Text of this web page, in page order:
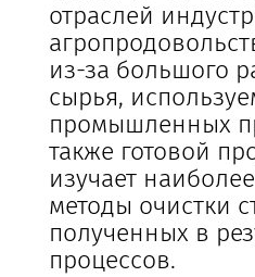
отраслей
из-за большого
сырья,
промышленных
также готовой
изучает
методы очистки
полученных в
процессов.